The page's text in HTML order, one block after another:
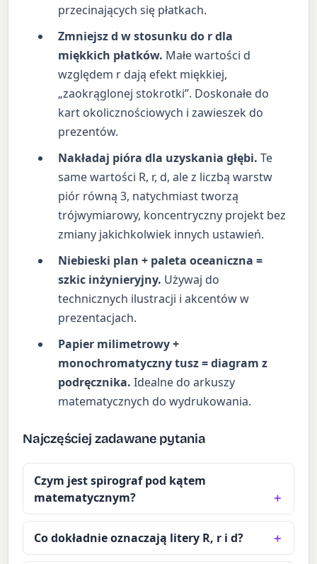
przecinających się płatkach.
Zmniejsz d w stosunku do r dla
miękkich płatków. Małe wartości d
względem r dają efekt miękkiej,
„zaokrąglonej stokrotki”. Doskonałe do
kart okolicznościowych i zawieszek do
prezentów.
Nakładaj pióra dla uzyskania głębi. Te
same wartości R, r, d, ale z liczbą warstw
piór równą 3, natychmiast tworzą
trójwymiarowy, koncentryczny projekt bez
zmiany jakichkolwiek innych ustawień.
Niebieski plan + paleta oceaniczna =
szkic inżynieryjny. Używaj do
technicznych ilustracji i akcentów w
prezentacjach.
Papier milimetrowy +
monochromatyczny tusz = diagram z
podręcznika. Idealne do arkuszy
matematycznych do wydrukowania.
Najczęściej zadawane pytania
Czym jest spirograf pod kątem
matematycznym?
Co dokładnie oznaczają litery R, r i d?